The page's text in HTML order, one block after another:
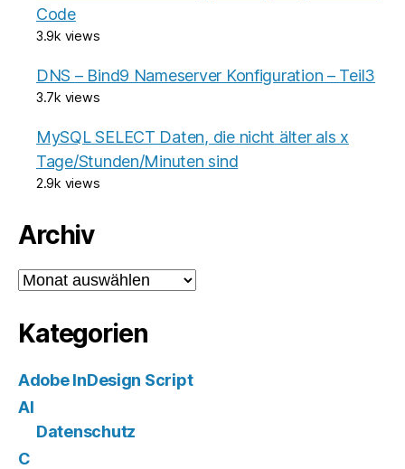
Code
3.9k views
DNS – Bind9 Nameserver Konfiguration – Teil3
3.7k views
MySQL SELECT Daten, die nicht älter als x
Tage/Stunden/Minuten sind
2.9k views
Archiv
Archiv
Kategorien
Adobe InDesign Script
AI
Datenschutz
C